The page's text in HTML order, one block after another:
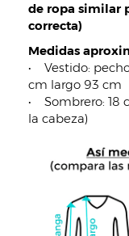
de ropa similar
correcta)
Medidas
• Vestido:
cm largo 93 cm
• Sombrero: 18
la cabeza)